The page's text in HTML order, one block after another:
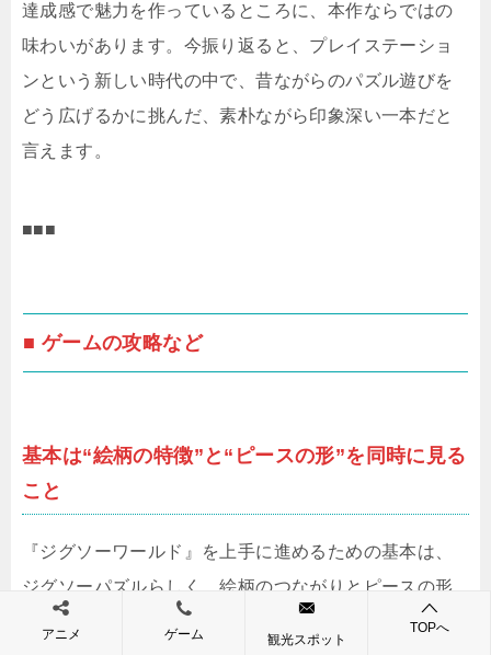
達成感で魅力を作っているところに、本作ならではの
味わいがあります。今振り返ると、プレイステーショ
ンという新しい時代の中で、昔ながらのパズル遊びを
どう広げるかに挑んだ、素朴ながら印象深い一本だと
言えます。
■■■
■ ゲームの攻略など
基本は“絵柄の特徴”と“ピースの形”を同時に見る
こと
『ジグソーワールド』を上手に進めるための基本は、
ジグソーパズルらしく、絵柄のつながりとピースの形
を同時に観察することです。単純に色だけを見ている
アニメ ゲーム 観光スポット
TOPへ